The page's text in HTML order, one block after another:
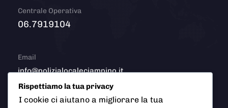
Centrale Operativa
06.7919104
Email
info@polizialocaleciampino.it
Rispettiamo la tua privacy
I cookie ci aiutano a migliorare la tua